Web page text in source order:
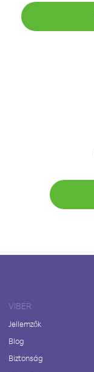
VIBER
Jellemzők
Blog
Biztonság